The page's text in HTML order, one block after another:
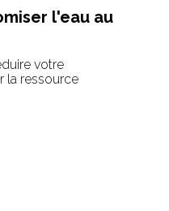
l'eau au
votre
la ressource